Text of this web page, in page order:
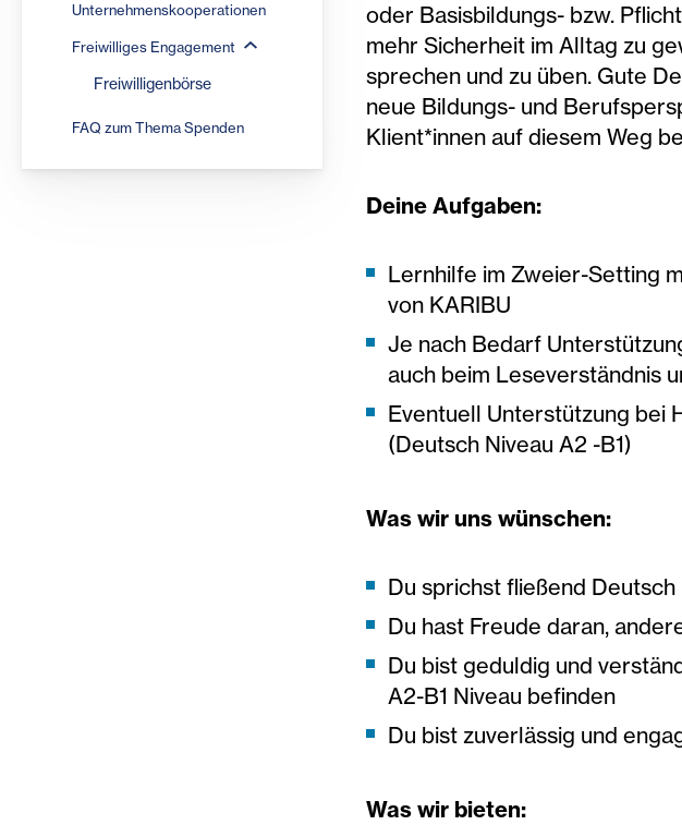
Unternehmenskooperationen
Freiwilliges Engagement
Freiwilligenbörse
FAQ zum Thema Spenden
oder Basisbildungs- bzw.
mehr Sicherheit im Alltag zu
sprechen und zu üben. Gute
neue Bildungs- und
Klient*innen auf diesem Weg
Deine Aufgaben:
Lernhilfe im Zweier-Setting
von KARIBU
Je nach Bedarf
auch beim Leseverständnis
Eventuell Unterstützung bei
(Deutsch Niveau A2 -B1)
Was wir uns wünschen:
Du sprichst fließend Deutsch
Du hast Freude daran,
Du bist geduldig und
A2-B1 Niveau befinden
Du bist zuverlässig und
Was wir bieten: